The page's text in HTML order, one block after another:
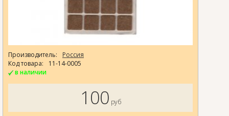
Производитель:
Россия
Код товара:
11-14-0005
в наличии
100 руб